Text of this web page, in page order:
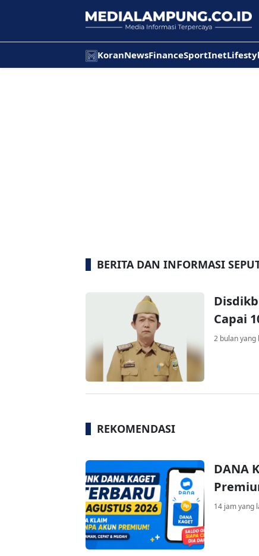
KoranNewsFinanceSportInet
BERITA DAN INFORMASI
Capai
2 bulan yang
REKOMENDASI
DANA
14 jam yang